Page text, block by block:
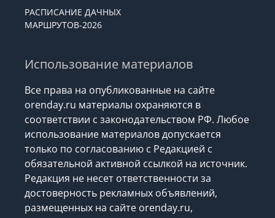
РАСПИСАНИЕ ДАЧНЫХ
МАРШРУТОВ-2026
Использование материалов
Все права на опубликованные на сайте
orenday.ru материалы охраняются в
соответствии с законодательством РФ. Любое
использование материалов допускается
только по согласованию с Редакцией с
обязательной активной ссылкой на источник.
Редакция не несет ответственности за
достоверность рекламных объявлений,
размещенных на сайте orenday.ru,